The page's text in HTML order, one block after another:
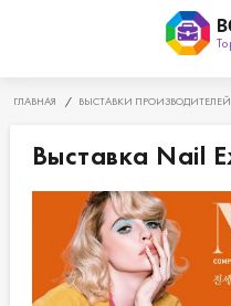
ГЛАВНАЯ / ВЫСТАВКИ ПРОИЗВОДИТЕЛЕЙ
Выставка Nail